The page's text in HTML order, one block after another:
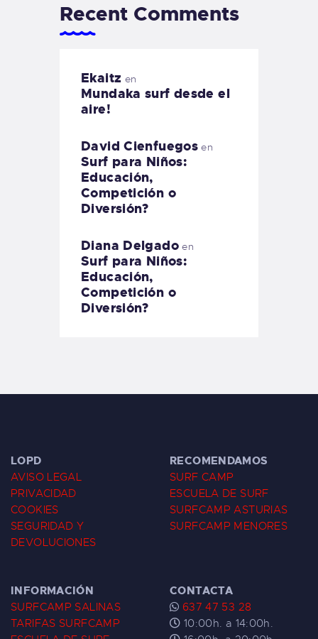
Recent Comments
Ekaitz en
Mundaka surf desde el
aire!
David Cienfuegos en
Surf para Niños:
Educación,
Competición o
Diversión?
Diana Delgadoen
Surf para Niños:
Educación,
Competición o
Diversión?
LOPD
AVISO LEGAL
PRIVACIDAD
COOKIES
SEGURIDAD Y
DEVOLUCIONES
RECOMENDAMOS
SURF CAMP
ESCUELA DE SURF
SURFCAMP ASTURIAS
SURFCAMP MENORES
INFORMACIÓN
SURFCAMP SALINAS
TARIFAS SURFCAMP
CONTACTA
637 47 53 28
10:00h. a 14:00h.